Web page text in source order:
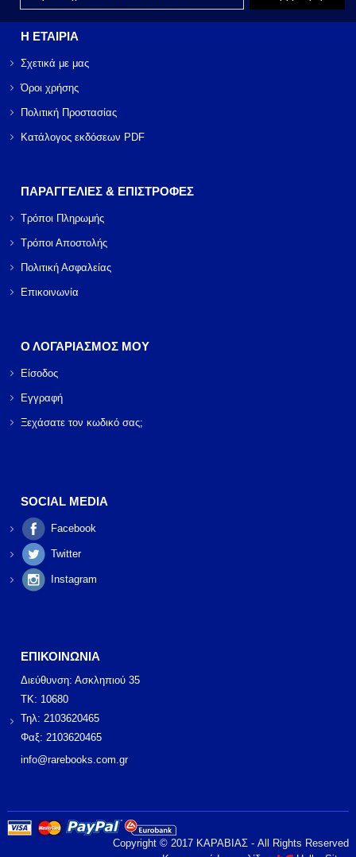
Η ΕΤΑΙΡΙΑ
Σχετικά με μας
Όροι χρήσης
Πολιτική Προστασίας
Κατάλογος εκδόσεων PDF
ΠΑΡΑΓΓΕΛΙΕΣ & ΕΠΙΣΤΡΟΦΕΣ
Τρόποι Πληρωμής
Τρόποι Αποστολής
Πολιτική Ασφαλείας
Επικοινωνία
Ο ΛΟΓΑΡΙΑΣΜΟΣ ΜΟΥ
Είσοδος
Εγγραφή
Ξεχάσατε τον κωδικό σας;
SOCIAL MEDIA
Facebook
Twitter
Instagram
ΕΠΙΚΟΙΝΩΝΙΑ
Διεύθυνση: Ασκληπιού 35
ΤΚ: 10680
Τηλ: 2103620465
Φαξ: 2103620465
info@rarebooks.com.gr
Copyright © 2017 ΚΑΡΑΒΙΑΣ - All Rights Reserved